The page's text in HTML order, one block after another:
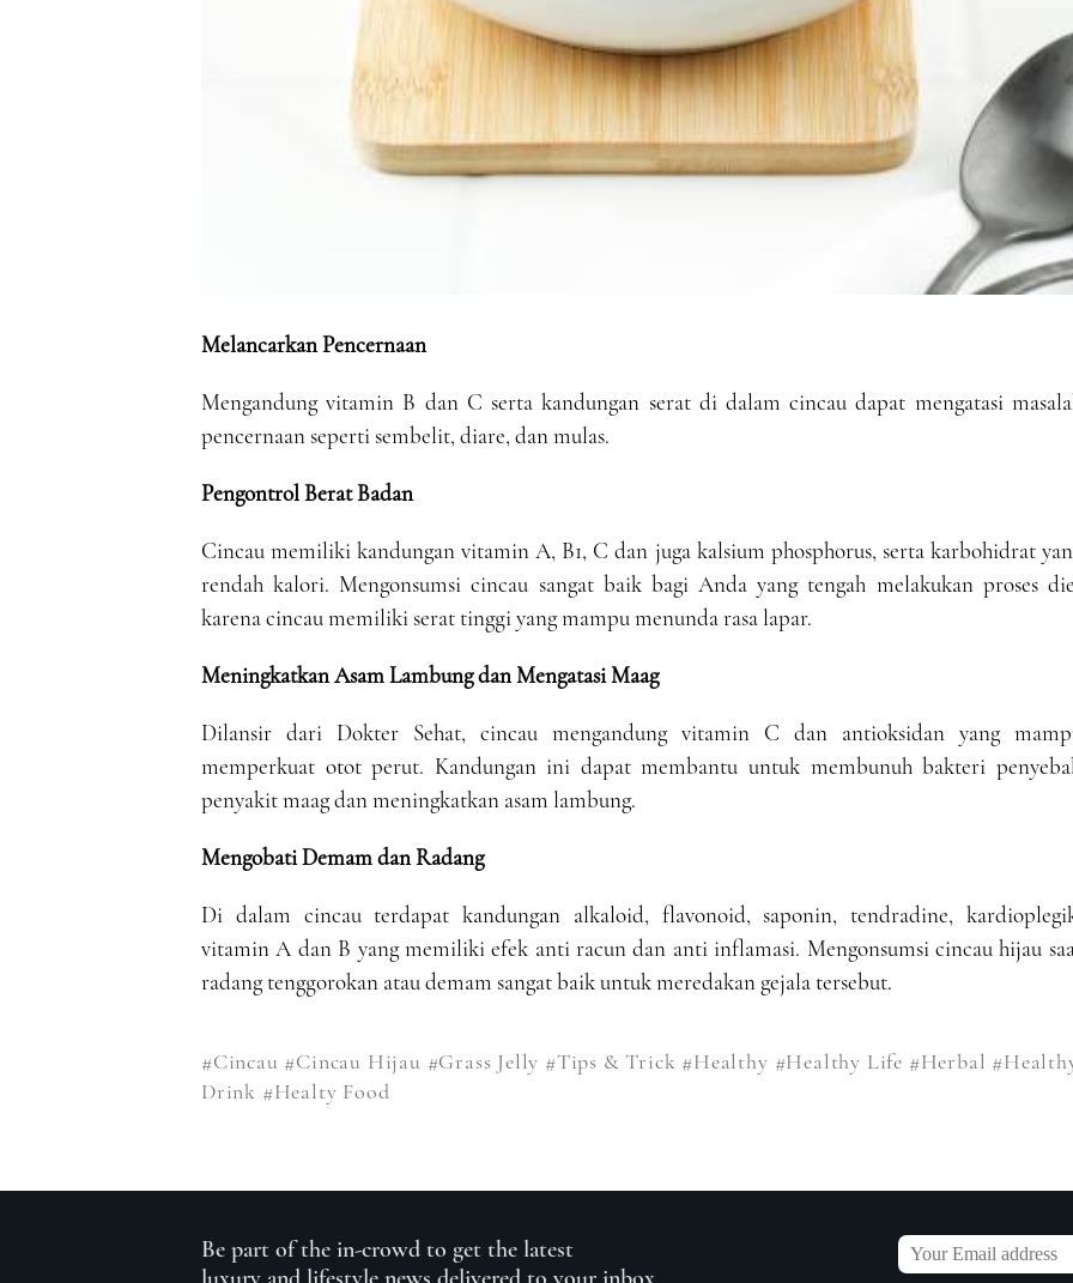
Melancarkan Pencernaan
Mengandung vitamin B dan C serta kandungan serat di dalam cincau dapat mengatasi
pencernaan seperti sembelit, diare, dan mulas.
Pengontrol Berat Badan
Cincau memiliki kandungan vitamin A, B1, C dan juga kalsium phosphorus, serta karbohidrat
rendah kalori. Mengonsumsi cincau sangat baik bagi Anda yang tengah melakukan proses
karena cincau memiliki serat tinggi yang mampu menunda rasa lapar.
Meningkatkan Asam Lambung dan Mengatasi Maag
Dilansir dari Dokter Sehat, cincau mengandung vitamin C dan antioksidan yang
memperkuat otot perut. Kandungan ini dapat membantu untuk membunuh bakteri
penyakit maag dan meningkatkan asam lambung.
Mengobati Demam dan Radang
Di dalam cincau terdapat kandungan alkaloid, flavonoid, saponin, tendradine,
vitamin A dan B yang memiliki efek anti racun dan anti inflamasi. Mengonsumsi cincau hijau
radang tenggorokan atau demam sangat baik untuk meredakan gejala tersebut.
#Cincau #Cincau Hijau #Grass Jelly #Tips & Trick #Healthy #Healthy Life #Herbal
Drink #Healty Food
Be part of the in-crowd to get the latest